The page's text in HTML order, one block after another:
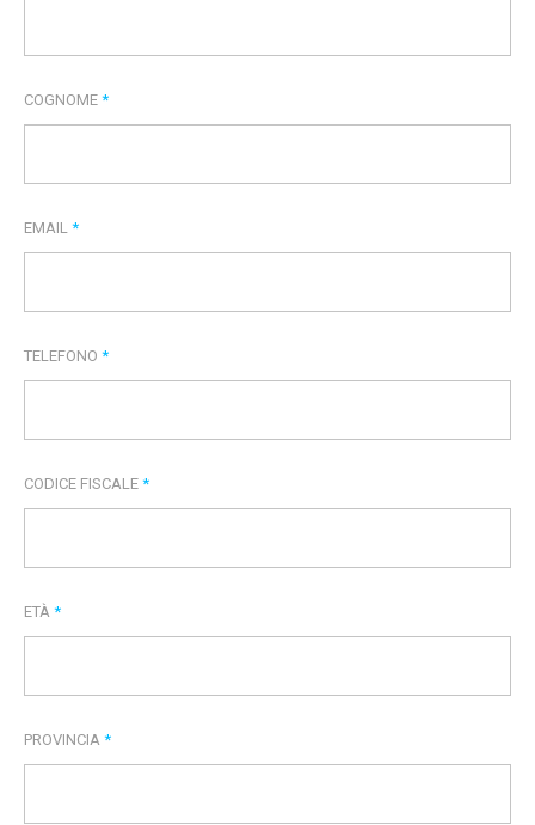
COGNOME *
EMAIL *
TELEFONO *
CODICE FISCALE *
ETÀ *
PROVINCIA *